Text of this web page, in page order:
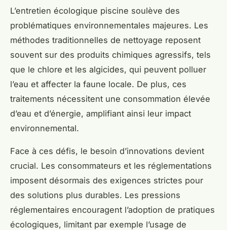
L’entretien écologique piscine soulève des
problématiques environnementales majeures. Les
méthodes traditionnelles de nettoyage reposent
souvent sur des produits chimiques agressifs, tels
que le chlore et les algicides, qui peuvent polluer
l’eau et affecter la faune locale. De plus, ces
traitements nécessitent une consommation élevée
d’eau et d’énergie, amplifiant ainsi leur impact
environnemental.
Face à ces défis, le besoin d’innovations devient
crucial. Les consommateurs et les réglementations
imposent désormais des exigences strictes pour
des solutions plus durables. Les pressions
réglementaires encouragent l’adoption de pratiques
écologiques, limitant par exemple l’usage de